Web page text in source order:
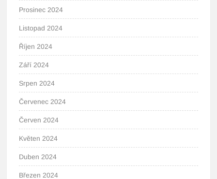
Prosinec 2024
Listopad 2024
Říjen 2024
Září 2024
Srpen 2024
Červenec 2024
Červen 2024
Květen 2024
Duben 2024
Březen 2024